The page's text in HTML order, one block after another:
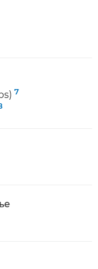
7